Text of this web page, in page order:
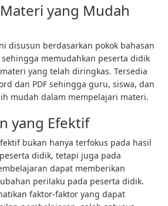
yang Mudah
disusun berdasarkan pokok bahasan
memudahkan peserta didik
yang telah diringkas. Tersedia
dan PDF sehingga guru, siswa, dan
mudah dalam mempelajari materi.
yang Efektif
bukan hanya terfokus pada hasil
didik, tetapi juga pada
dapat memberikan
perilaku pada peserta didik.
faktor-faktor yang dapat